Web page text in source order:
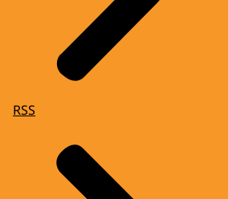
RSS